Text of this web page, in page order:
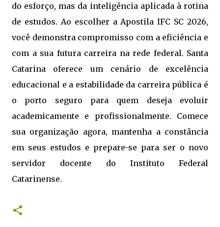
do esforço, mas da inteligência aplicada à rotina
de estudos. Ao escolher a Apostila IFC SC 2026,
você demonstra compromisso com a eficiência e
com a sua futura carreira na rede federal. Santa
Catarina oferece um cenário de excelência
educacional e a estabilidade da carreira pública é
o porto seguro para quem deseja evoluir
academicamente e profissionalmente. Comece
sua organização agora, mantenha a constância
em seus estudos e prepare-se para ser o novo
servidor docente do Instituto Federal
Catarinense.